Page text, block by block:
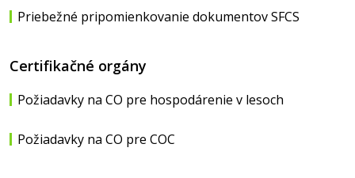
Priebežné pripomienkovanie dokumentov SFCS
Certifikačné orgány
Požiadavky na CO pre hospodárenie v lesoch
Požiadavky na CO pre COC